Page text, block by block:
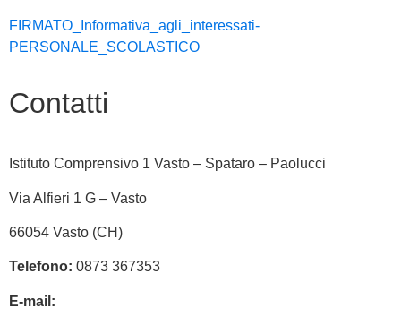
FIRMATO_Informativa_agli_interessati-
PERSONALE_SCOLASTICO
Contatti
Istituto Comprensivo 1 Vasto – Spataro – Paolucci
Via Alfieri 1 G – Vasto
66054 Vasto (CH)
Telefono: 0873 367353
E-mail: